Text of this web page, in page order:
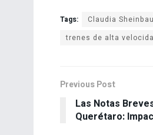
Tags: Claudia
trenes de alta
Previous Post
Las Notas
Querétaro: